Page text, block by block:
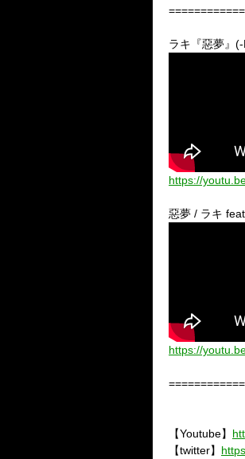
ラキ『惡夢』
https://
惡夢 / ラキ
https://
【Youtube】
【twitter】